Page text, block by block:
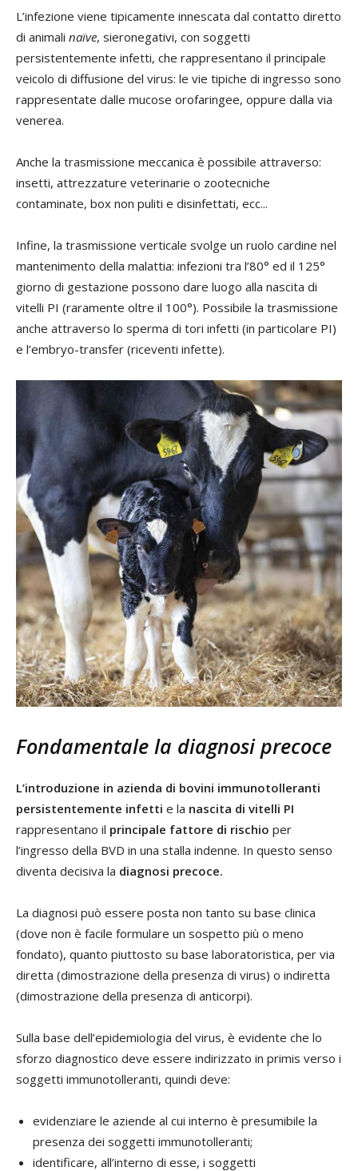
L’infezione viene tipicamente innescata dal contatto diretto
di animali naïve, sieronegativi, con soggetti
persistentemente infetti, che rappresentano il principale
veicolo di diffusione del virus: le vie tipiche di ingresso sono
rappresentate dalle mucose orofaringee, oppure dalla via
venerea.
Anche la trasmissione meccanica è possibile attraverso:
insetti, attrezzature veterinarie o zootecniche
contaminate, box non puliti e disinfettati, ecc...
Infine, la trasmissione verticale svolge un ruolo cardine nel
mantenimento della malattia: infezioni tra l’80° ed il 125°
giorno di gestazione possono dare luogo alla nascita di
vitelli PI (raramente oltre il 100°). Possibile la trasmissione
anche attraverso lo sperma di tori infetti (in particolare PI)
e l’embryo-transfer (riceventi infette).
Fondamentale la diagnosi precoce
L’introduzione in azienda di bovini immunotolleranti
persistentemente infetti e la nascita di vitelli PI
rappresentano il principale fattore di rischio per
l’ingresso della BVD in una stalla indenne. In questo senso
diventa decisiva la diagnosi precoce.
La diagnosi può essere posta non tanto su base clinica
(dove non è facile formulare un sospetto più o meno
fondato), quanto piuttosto su base laboratoristica, per via
diretta (dimostrazione della presenza di virus) o indiretta
(dimostrazione della presenza di anticorpi).
Sulla base dell’epidemiologia del virus, è evidente che lo
sforzo diagnostico deve essere indirizzato in primis verso i
soggetti immunotolleranti, quindi deve:
evidenziare le aziende al cui interno è presumibile la
presenza dei soggetti immunotolleranti;
identificare, all’interno di esse, i soggetti